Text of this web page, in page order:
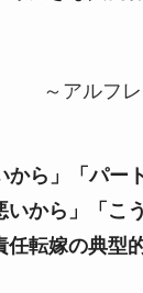
～アルフ
から」「パー
いから」「こ
任転嫁の典型